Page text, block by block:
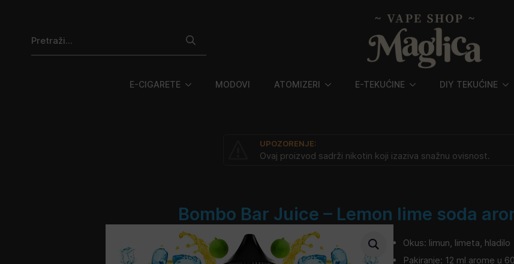
E-CIGARETE MODOVI ATOMIZERI E-TEKUĆINE DIY TEKUĆINE
UPOZORENJE:
Ovaj proizvod sadrži nikotin koji izaziva snažnu ovisnost.
Bombo Bar Juice – Lemon lime soda
Okus: limun, limeta, hladilo
Pakiranje: 12 ml arome u